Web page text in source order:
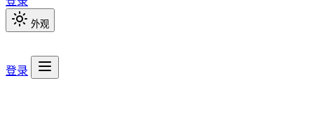
外观
登录